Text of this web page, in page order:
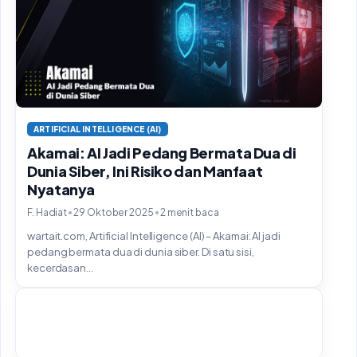
ARTIFICIAL INTELLIGENCE (AI)
Akamai: AI Jadi Pedang Bermata Dua di
Dunia Siber, Ini Risiko dan Manfaat
Nyatanya
F. Hadiat•29 Oktober 2025 •2 menit baca
wartait.com, Artificial Intelligence (AI) – Akamai: AI jadi
pedang bermata dua di dunia siber. Di satu sisi,
kecerdasan...